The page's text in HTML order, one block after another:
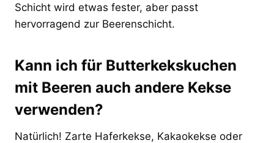
Schicht wird etwas fester, aber passt
hervorragend zur Beerenschicht.
Kann ich für Butterkekskuchen
mit Beeren auch andere Kekse
verwenden?
Natürlich! Zarte Haferkekse, Kakaokekse oder